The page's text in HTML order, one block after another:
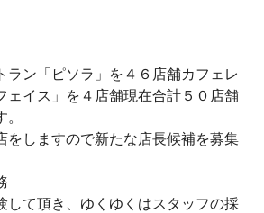
ラン「ピソラ」を４６店舗カフェレ
ェイス」を４店舗現在合計５０店舗
をしますので新たな店長候補を募集
して頂き、ゆくゆくはスタッフの採